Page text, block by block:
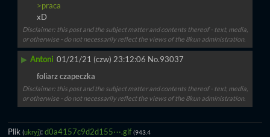
>praca
xD
Disclaimer: this post and the subject matter and contents thereof - text, media,
or otherwise - do not necessarily reflect the views of the 8kun administration.
▶ Antoni 01/21/21 (czw) 23:12:06 No.93037
foliarz czapeczka
Disclaimer: this post and the subject matter and contents thereof - text, media,
or otherwise - do not necessarily reflect the views of the 8kun administration.
Plik (ukryj):d0a4157c9d2d155⋯.gif (943.4